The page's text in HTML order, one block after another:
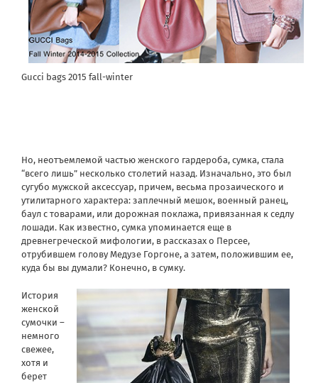
Gucci bags 2015 fall-winter
Но, неотъемлемой частью женского гардероба, сумка, стала
“всего лишь” несколько столетий назад. Изначально, это был
сугубо мужской аксессуар, причем, весьма прозаического и
утилитарного характера: заплечный мешок, военный ранец,
баул с товарами, или дорожная поклажа, привязанная к седлу
лошади. Как известно, сумка упоминается еще в
древнегреческой мифологии, в рассказах о Персее,
отрубившем голову Медузе Горгоне, а затем, положившим ее,
куда бы вы думали? Конечно, в сумку.
История
женской
сумочки –
немного
свежее,
хотя и
берет